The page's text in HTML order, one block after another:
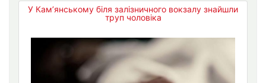
У Кам’янському біля залізничного вокзалу знайшли
труп чоловіка